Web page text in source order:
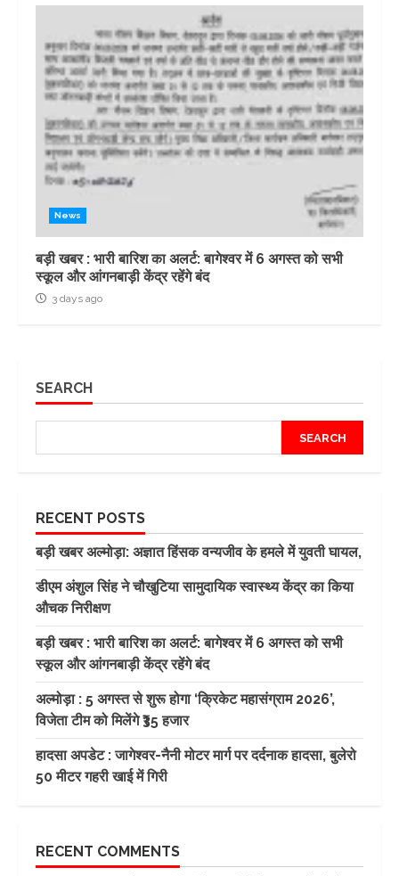
News
बड़ी खबर : भारी बारिश का अलर्ट: बागेश्वर में 6 अगस्त को सभी
स्कूल और आंगनबाड़ी केंद्र रहेंगे बंद
3 days ago
SEARCH
SEARCH
RECENT POSTS
बड़ी खबर अल्मोड़ा: अज्ञात हिंसक वन्यजीव के हमले में युवती घायल,
डीएम अंशुल सिंह ने चौखुटिया सामुदायिक स्वास्थ्य केंद्र का किया
औचक निरीक्षण
बड़ी खबर : भारी बारिश का अलर्ट: बागेश्वर में 6 अगस्त को सभी
स्कूल और आंगनबाड़ी केंद्र रहेंगे बंद
अल्मोड़ा : 5 अगस्त से शुरू होगा ‘क्रिकेट महासंग्राम 2026’,
विजेता टीम को मिलेंगे ₹35 हजार
हादसा अपडेट : जागेश्वर-नैनी मोटर मार्ग पर दर्दनाक हादसा, बुलेरो
50 मीटर गहरी खाई में गिरी
RECENT COMMENTS